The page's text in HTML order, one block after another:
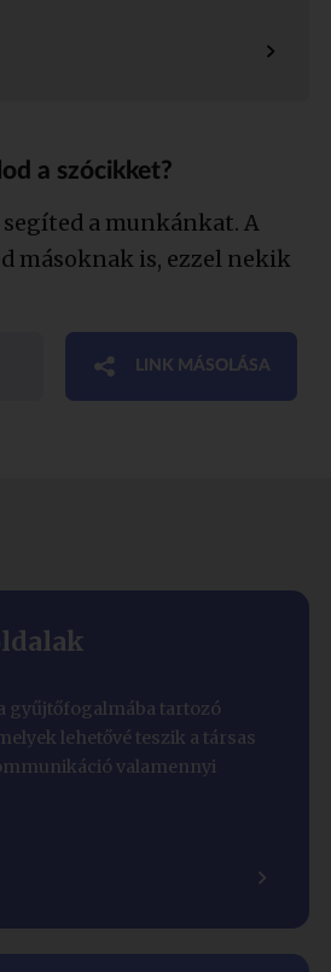
a szócikket?
a munkánkat. A
másoknak is, ezzel nekik
LINK MÁSOLÁSA
gyűjtőfogalmába tartozó
lehetővé teszik a társas
valamennyi